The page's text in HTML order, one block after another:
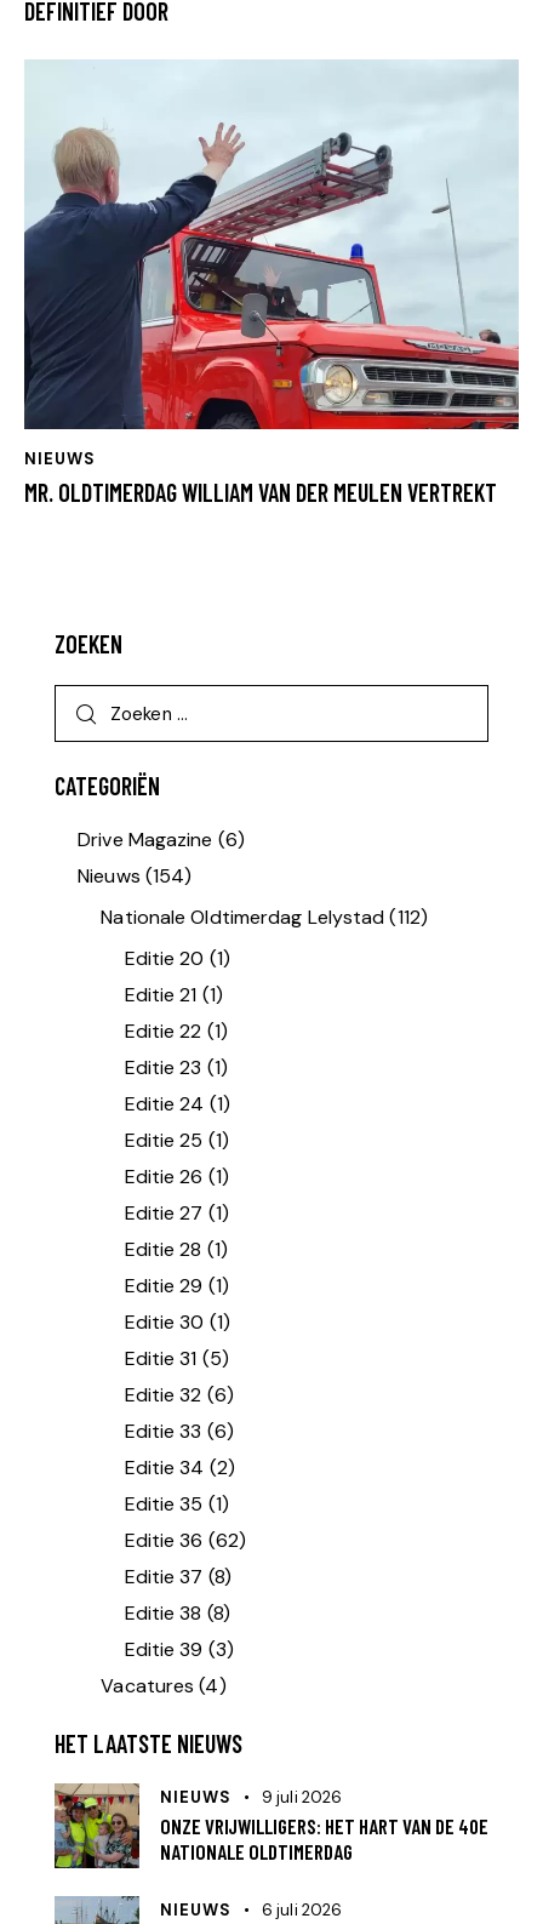
DEFINITIEF DOOR
NIEUWS
MR. OLDTIMERDAG WILLIAM VAN DER MEULEN VERTREKT
ZOEKEN
CATEGORIËN
Drive Magazine (6)
Nieuws (154)
Nationale Oldtimerdag Lelystad(112)
Editie 20 (1)
Editie 21 (1)
Editie 22 (1)
Editie 23 (1)
Editie 24 (1)
Editie 25 (1)
Editie 26 (1)
Editie 27 (1)
Editie 28 (1)
Editie 29 (1)
Editie 30 (1)
Editie 31 (5)
Editie 32 (6)
Editie 33 (6)
Editie 34 (2)
Editie 35 (1)
Editie 36 (62)
Editie 37 (8)
Editie 38 (8)
Editie 39 (3)
Vacatures (4)
HET LAATSTE NIEUWS
NIEUWS 9 juli 2026
ONZE VRIJWILLIGERS: HET HART VAN DE 40E
NATIONALE OLDTIMERDAG
NIEUWS 6 juli 2026